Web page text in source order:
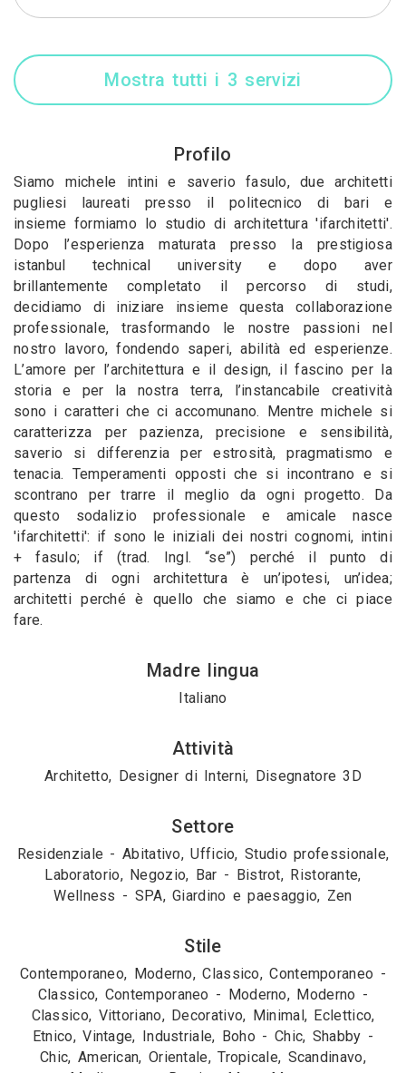
Mostra tutti i 3 servizi
Profilo
Siamo michele intini e saverio fasulo, due architetti
pugliesi laureati presso il politecnico di bari e
insieme formiamo lo studio di architettura 'ifarchitetti'.
Dopo l’esperienza maturata presso la prestigiosa
istanbul technical university e dopo aver
brillantemente completato il percorso di studi,
decidiamo di iniziare insieme questa collaborazione
professionale, trasformando le nostre passioni nel
nostro lavoro, fondendo saperi, abilità ed esperienze.
L’amore per l’architettura e il design, il fascino per la
storia e per la nostra terra, l’instancabile creatività
sono i caratteri che ci accomunano. Mentre michele si
caratterizza per pazienza, precisione e sensibilità,
saverio si differenzia per estrosità, pragmatismo e
tenacia. Temperamenti opposti che si incontrano e si
scontrano per trarre il meglio da ogni progetto. Da
questo sodalizio professionale e amicale nasce
'ifarchitetti': if sono le iniziali dei nostri cognomi, intini
+ fasulo; if (trad. Ingl. “se”) perché il punto di
partenza di ogni architettura è un’ipotesi, un’idea;
architetti perché è quello che siamo e che ci piace
fare.
Madre lingua
Italiano
Attività
Architetto, Designer di Interni, Disegnatore 3D
Settore
Residenziale - Abitativo, Ufficio, Studio professionale,
Laboratorio, Negozio, Bar - Bistrot, Ristorante,
Wellness - SPA, Giardino e paesaggio, Zen
Stile
Contemporaneo, Moderno, Classico, Contemporaneo -
Classico, Contemporaneo - Moderno, Moderno -
Classico, Vittoriano, Decorativo, Minimal, Eclettico,
Etnico, Vintage, Industriale, Boho - Chic, Shabby -
Chic, American, Orientale, Tropicale, Scandinavo,